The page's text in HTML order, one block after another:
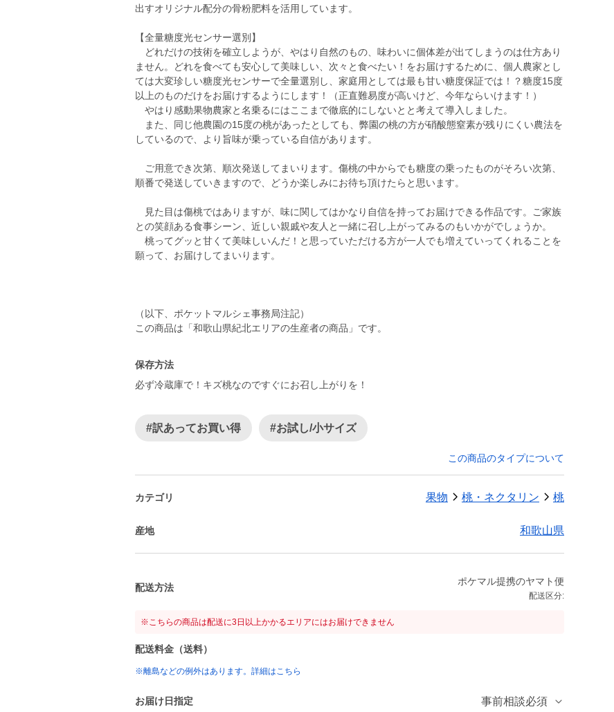
出すオリジナル配分の骨粉肥料を活用しています。
【全量糖度光センサー選別】
どれだけの技術を確立しようが、やはり自然のもの、味わいに個体差が出てしまうのは仕方あり
ません。どれを食べても安心して美味しい、次々と食べたい！をお届けするために、個人農家とし
ては大変珍しい糖度光センサーで全量選別し、家庭用としては最も甘い糖度保証では！？糖度15度
以上のものだけをお届けするようにします！（正直難易度が高いけど、今年ならいけます！）
やはり感動果物農家と名乗るにはここまで徹底的にしないとと考えて導入しました。
また、同じ他農園の15度の桃があったとしても、弊園の桃の方が硝酸態窒素が残りにくい農法を
しているので、より旨味が乗っている自信があります。
ご用意でき次第、順次発送してまいります。傷桃の中からでも糖度の乗ったものがそろい次第、
順番で発送していきますので、どうか楽しみにお待ち頂けたらと思います。
見た目は傷桃ではありますが、味に関してはかなり自信を持ってお届けできる作品です。ご家族
との笑顔ある食事シーン、近しい親戚や友人と一緒に召し上がってみるのもいかがでしょうか。
桃ってグッと甘くて美味しいんだ！と思っていただける方が一人でも増えていってくれることを
願って、お届けしてまいります。
（以下、ポケットマルシェ事務局注記）
この商品は「和歌山県紀北エリアの生産者の商品」です。
保存方法
必ず冷蔵庫で！キズ桃なのですぐにお召し上がりを！
#訳あってお買い得 #お試し/小サイズ
この商品のタイプについて
カテゴリ 果物 桃・ネクタリン 桃
産地 和歌山県
配送方法
ポケマル提携のヤマト便
配送区分:
※こちらの商品は配送に3日以上かかるエリアにはお届けできません
配送料金（送料）
※離島などの例外はあります。詳細はこちら
お届け日指定 事前相談必須